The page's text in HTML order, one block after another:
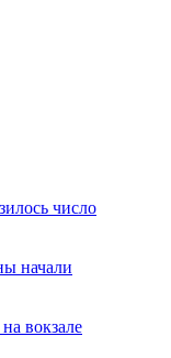
число
начали
вокзале